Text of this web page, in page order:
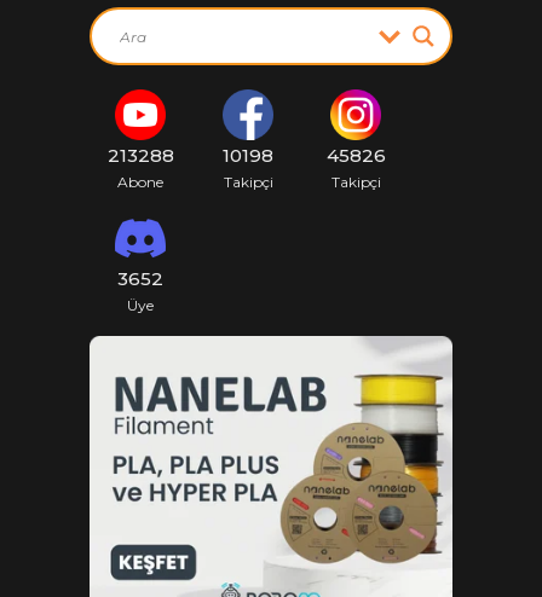
213288
Abone
10198
Takipçi
45826
Takipçi
3652
Üye